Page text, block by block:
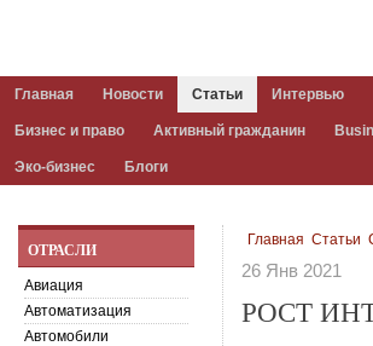
Главная Новости Статьи Интервью
Бизнес и право Активный гражданин
Эко-бизнес Блоги
Главная Статьи
26 Янв 2021
РОСТ
ОТРАСЛИ
Авиация
Автоматизация
Автомобили